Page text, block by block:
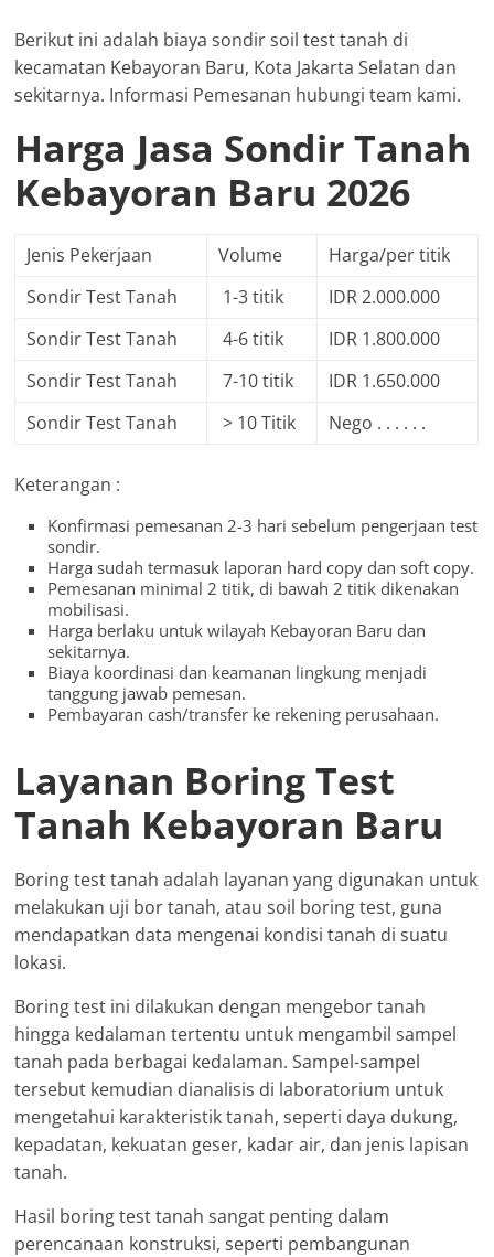
Berikut ini adalah biaya sondir soil test tanah di
kecamatan Kebayoran Baru, Kota Jakarta Selatan dan
sekitarnya. Informasi Pemesanan hubungi team kami.
Harga Jasa Sondir Tanah
Kebayoran Baru 2026
Jenis Pekerjaan Volume
Harga/per titik
Sondir Test Tanah
1-3 titik
IDR 2.000.000
Sondir Test Tanah
4-6 titik
IDR 1.800.000
Sondir Test Tanah
7-10 titik
IDR 1.650.000
Sondir Test Tanah
> 10 Titik Nego . . . . . .
Keterangan :
Konfirmasi pemesanan 2-3 hari sebelum pengerjaan test
sondir.
Harga sudah termasuk laporan hard copy dan soft copy.
Pemesanan minimal 2 titik, di bawah 2 titik dikenakan
mobilisasi.
Harga berlaku untuk wilayah Kebayoran Baru dan
sekitarnya.
Biaya koordinasi dan keamanan lingkung menjadi
tanggung jawab pemesan.
Pembayaran cash/transfer ke rekening perusahaan.
Layanan Boring Test
Tanah Kebayoran Baru
Boring test tanah adalah layanan yang digunakan untuk
melakukan uji bor tanah, atau soil boring test, guna
mendapatkan data mengenai kondisi tanah di suatu
lokasi.
Boring test ini dilakukan dengan mengebor tanah
hingga kedalaman tertentu untuk mengambil sampel
tanah pada berbagai kedalaman. Sampel-sampel
tersebut kemudian dianalisis di laboratorium untuk
mengetahui karakteristik tanah, seperti daya dukung,
kepadatan, kekuatan geser, kadar air, dan jenis lapisan
tanah.
Hasil boring test tanah sangat penting dalam
perencanaan konstruksi, seperti pembangunan